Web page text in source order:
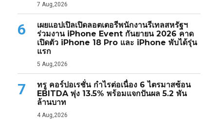
7 Aug,2026
6
เผยแอปเปิลเปิดลอตเตอรีพนักงานรีเทลสหรัฐฯ
ร่วมงาน iPhone Event กันยายน 2026 คาด
เปิดตัว iPhone 18 Pro และ iPhone พับได้รุ่น
แรก
5 Aug,2026
7
ทรู คอร์ปอเรชั่น กำไรต่อเนื่อง 6 ไตรมาสซ้อน
EBITDA พุ่ง 13.5% พร้อมแจกปันผล 5.2 พัน
ล้านบาท
4 Aug,2026